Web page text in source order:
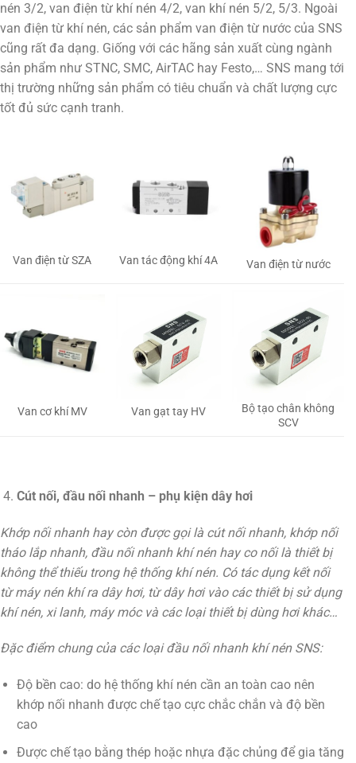
nén 3/2, van điện từ khí nén 4/2, van khí nén 5/2, 5/3. Ngoài
van điện từ khí nén, các sản phẩm van điện từ nước của SNS
cũng rất đa dạng. Giống với các hãng sản xuất cùng ngành
sản phẩm như STNC, SMC, AirTAC hay Festo,… SNS mang tới
thị trường những sản phẩm có tiêu chuẩn và chất lượng cực
tốt đủ sức cạnh tranh.
Van điện từ SZA Van tác động khí 4A Van điện từ nước
Van cơ khí MV Van gạt tay HV
Bộ tạo chân không
SCV
Cút nối, đầu nối nhanh – phụ kiện dây hơi
Khớp nối nhanh hay còn được gọi là cút nối nhanh, khớp nối
tháo lắp nhanh, đầu nối nhanh khí nén hay co nối là thiết bị
không thể thiếu trong hệ thống khí nén. Có tác dụng kết nối
từ máy nén khí ra dây hơi, từ dây hơi vào các thiết bị sử dụng
khí nén, xi lanh, máy móc và các loại thiết bị dùng hơi khác…
Đặc điểm chung của các loại đầu nối nhanh khí nén SNS:
Độ bền cao: do hệ thống khí nén cần an toàn cao nên
khớp nối nhanh được chế tạo cực chắc chắn và độ bền
cao
Được chế tạo bằng thép hoặc nhựa đặc chủng để gia tăng